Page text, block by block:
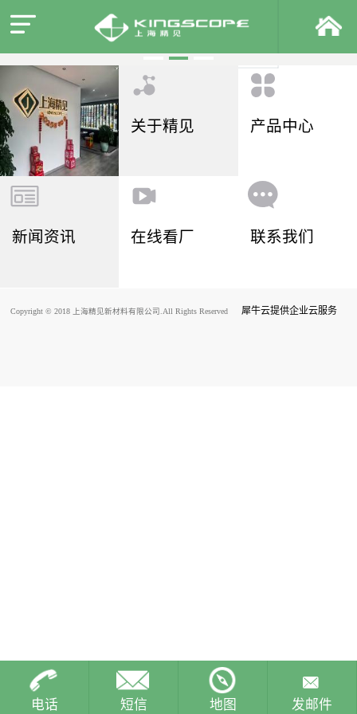
关于精见 产品中心
新闻资讯 在线看厂 联系我们
Copyright © 2018 上海精见新材料有限公司.All Rights Reserved 犀牛云提供企业云服务
电话 短信 地图 发邮件